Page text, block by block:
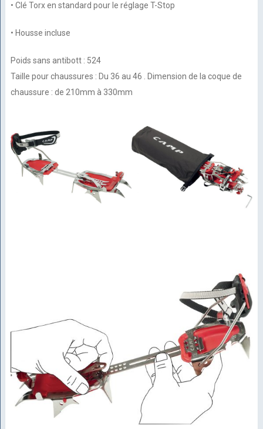
• Clé Torx en standard pour le réglage T-Stop
• Housse incluse
Poids sans antibott : 524
Taille pour chaussures : Du 36 au 46 . Dimension de la coque de
chaussure : de 210mm à 330mm